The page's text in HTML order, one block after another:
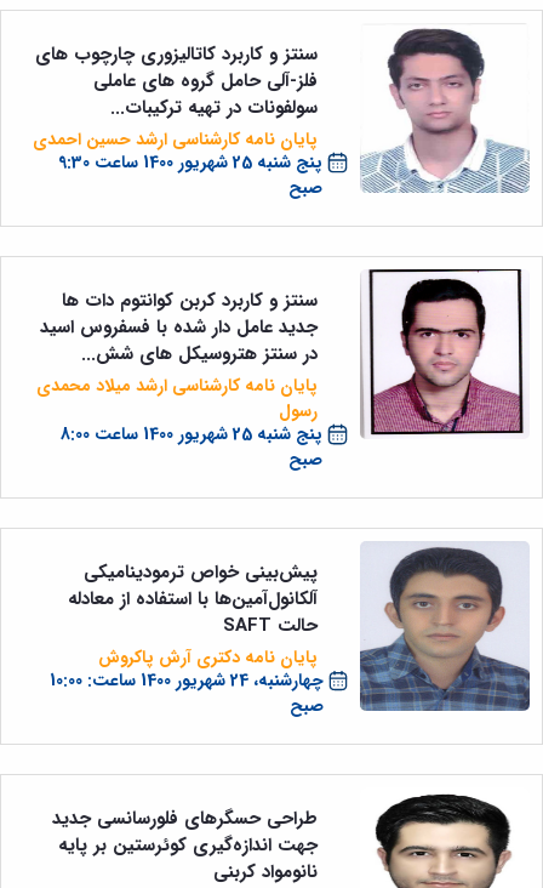
پنج شنبه 25 شهریور 1400 ساعت 9:30
صبح
سنتز و کاربرد کاتالیزوری چارچوب های
فلز-آلی حامل گروه های عاملی
سولفونات در تهیه ترکیبات...
پایان نامه کارشناسی ارشد حسین احمدی
پنج شنبه 25 شهریور 1400 ساعت 8:00
صبح
سنتز و کاربرد کربن کوانتوم دات ها
جدید عامل دار شده با فسفروس اسید
در سنتز هتروسیکل های شش...
پایان نامه کارشناسی ارشد میلاد محمدی
رسول
چهارشنبه، 24 شهریور 1400 ساعت: 10:00
صبح
پیش‌بینی خواص ترمودینامیکی
آلکانول‌آمین‌ها با استفاده از معادله
حالت SAFT
پایان نامه دکتری آرش پاکروش
طراحی حسگرهای فلورسانسی جدید
جهت اندازه‌گیری کوئرستین بر پایه
نانومواد کربنی